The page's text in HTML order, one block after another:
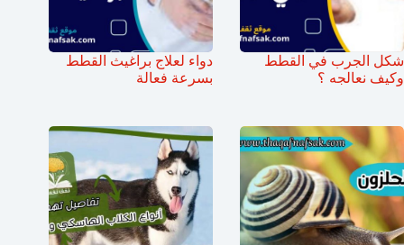
شكل الجرب في القطط
وكيف نعالجه ؟
دواء لعلاج براغيث القطط
بسرعة فعالة